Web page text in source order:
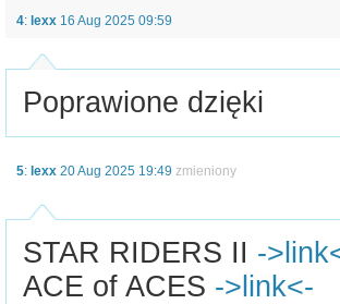
4: lexx 16 Aug 2025 09:59
Poprawione dzięki
5: lexx 20 Aug 2025 19:49 zmieniony
STAR RIDERS II -
ACE of ACES ->link<-